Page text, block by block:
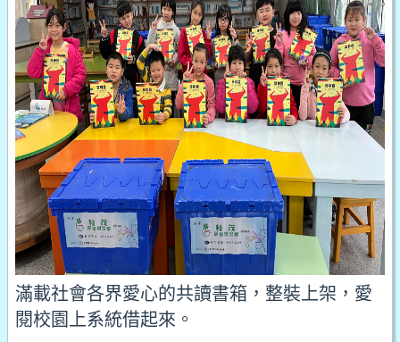
滿載社會各界愛心的共讀書箱，整裝上架，愛
閱校園上系統借起來。